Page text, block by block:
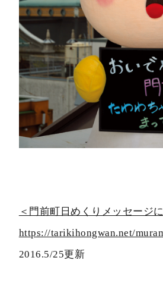
＜門前町日めくりメッセージ
https://tarikihongwan.net/
2016.5/25更新